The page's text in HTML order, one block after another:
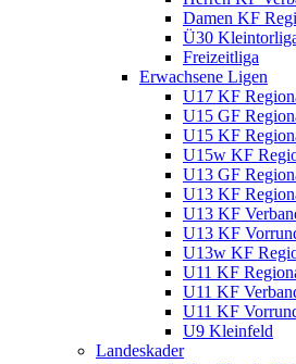
Damen KF
Ü30
Freizeitliga
Erwachsene Ligen
U17 KF
U15 GF
U15 KF
U15w KF
U13 GF
U13 KF
U13 KF
U13 KF
U13w KF
U11 KF
U11 KF
U11 KF
U9 Kleinfeld
Landeskader